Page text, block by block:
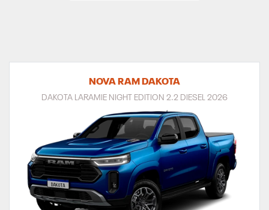
NOVA RAM DAKOTA
DAKOTA LARAMIE NIGHT EDITION 2.2 DIESEL 2026